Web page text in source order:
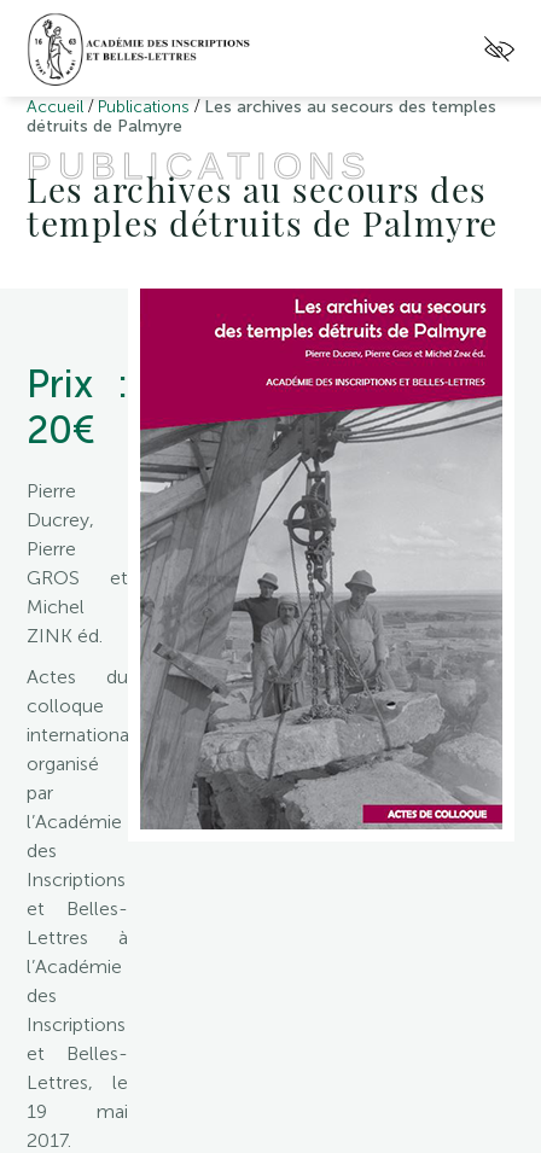
Accueil / Publications / Les archives au secours des temples
détruits de Palmyre
PUBLICATIONS
Les archives au secours des
temples détruits de Palmyre
Prix :
20 €
Pierre
Ducrey,
Pierre
GROS et
Michel
ZINK éd.
Actes du
colloque
international
organisé
par
l’Académie
des
Inscriptions
et Belles-
Lettres à
l’Académie
des
Inscriptions
et Belles-
Lettres, le
19 mai
2017.